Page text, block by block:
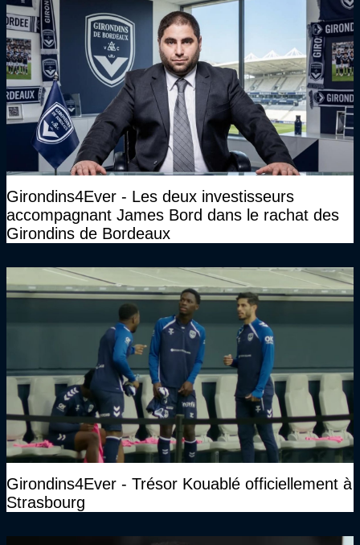
Girondins4Ever - Les deux investisseurs
accompagnant James Bord dans le rachat des
Girondins de Bordeaux
Girondins4Ever - Trésor Kouablé officiellement à
Strasbourg